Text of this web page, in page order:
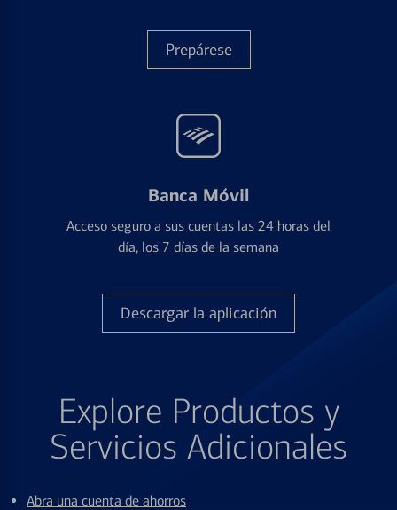
Prepárese
Banca Móvil
Acceso seguro a sus cuentas las 24 horas del
día, los 7 días de la semana
Descargar la aplicación
Explore Productos y
Servicios Adicionales
Abra una cuenta de ahorros